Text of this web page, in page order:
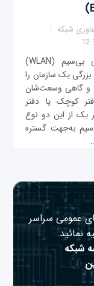
شبکه
شبکه‌های محلی بی‌سیم (WLAN)
یک سازمان را
گاهی وسعت‌شان
کوچک یا دفتر
از این دو نوع
به‌جهت گستره
عمومی سراسر
نمائید.
شبکه